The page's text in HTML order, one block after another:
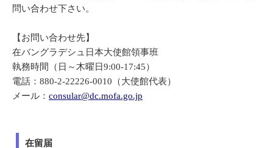
問い合わせ下さい。
【お問い合わせ先】
在バングラデシュ日本大使館領事班
執務時間（日～木曜日9:00-17:45）
電話：880-2-22226-0010（大使館代表）
メール： consular@dc.mofa.go.jp
在留届